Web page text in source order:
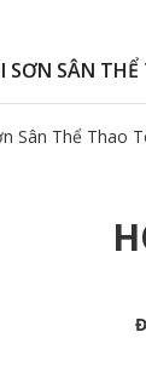
SƠN SÂN THỂ
Sân Thể Thao